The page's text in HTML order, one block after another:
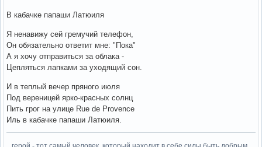
В кабачке папаши Латюиля
Я ненавижу сей гремучий телефон,
Он обязательно ответит мне: "Пока"
А я хочу отправиться за облака -
Цепляться лапками за уходящий сон.
И в теплый вечер пряного июля
Под вереницей ярко-красных солнц
Пить грог на улице Rue de Provence
Иль в кабачке папаши Латюиля.